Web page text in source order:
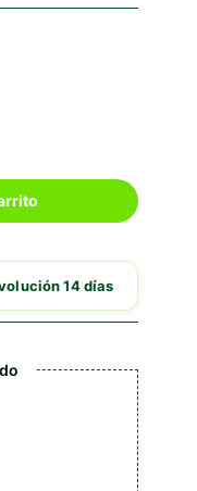
14 días